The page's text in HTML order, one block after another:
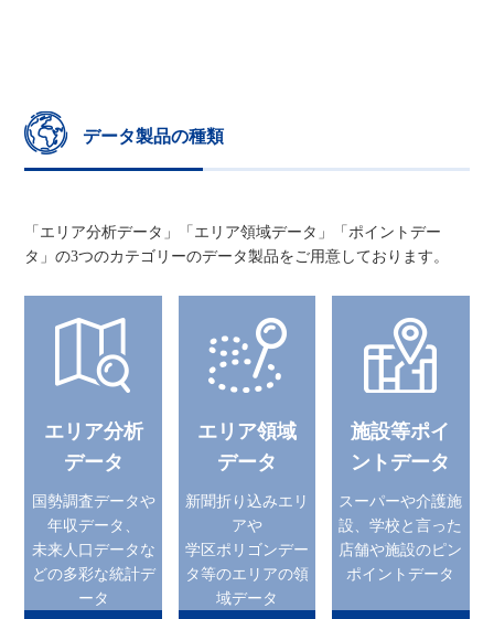
データ製品の種類
「エリア分析データ」「エリア領域データ」「ポイントデー
タ」の3つのカテゴリーのデータ製品をご用意しております。
エリア分析
データ
国勢調査データや
年収データ、
未来人口データな
どの多彩な統計デ
ータ
エリア領域
データ
新聞折り込みエリ
アや
学区ポリゴンデー
タ等のエリアの領
域データ
施設等ポイ
ントデータ
スーパーや介護施
設、学校と言った
店舗や施設のピン
ポイントデータ